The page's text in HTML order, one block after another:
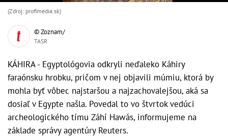
(Zdroj: profimedia.sk)
© Zoznam/
TASR
KÁHIRA - Egyptológovia odkryli neďaleko Káhiry
faraónsku hrobku, pričom v nej objavili múmiu, ktorá by
mohla byť vôbec najstaršou a najzachovalejšou, aká sa
dosiaľ v Egypte našla. Povedal to vo štvrtok vedúci
archeologického tímu Záhí Hawás, informujeme na
základe správy agentúry Reuters.